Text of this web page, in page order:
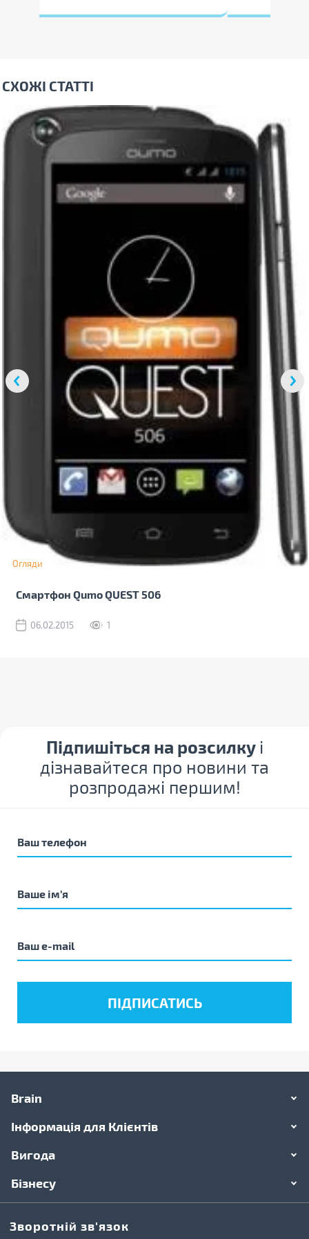
СХОЖІ СТАТТІ
Огляди
Смартфон Qumo QUEST 506
06.02.2015 1
Підпишіться на розсилку і
дізнавайтеся про новини та
розпродажі першим!
Brain
Інформація для Клієнтів
Вигода
Бізнесу
Зворотній зв'язок